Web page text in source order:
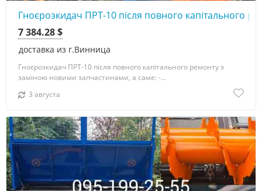
Гноєрозкидач ПРТ-10 після повного капітального
доставка из г.Винница
7 384.28 $
Гноєрозкидач ПРТ-10 після повного капітального ремонту з
заміною новими запчастинами, а саме: -...
3 августа